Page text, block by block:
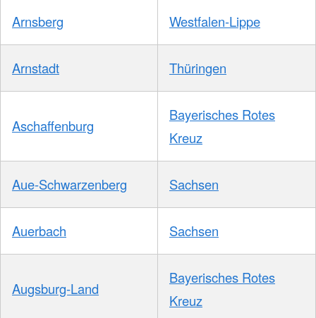
Arnsberg Westfalen-Lippe
Arnstadt Thüringen
Aschaffenburg
Bayerisches Rotes
Kreuz
Aue-Schwarzenberg Sachsen
Auerbach Sachsen
Augsburg-Land
Bayerisches Rotes
Kreuz